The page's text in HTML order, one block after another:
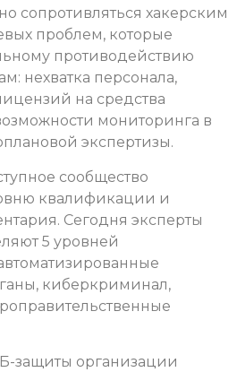
сопротивляться хакерским
проблем, которые
противодействию
нехватка персонала,
на средства
мониторинга в
экспертизы.
сообщество
квалификации и
Сегодня эксперты
5 уровней
киберкриминал,
защиты организации